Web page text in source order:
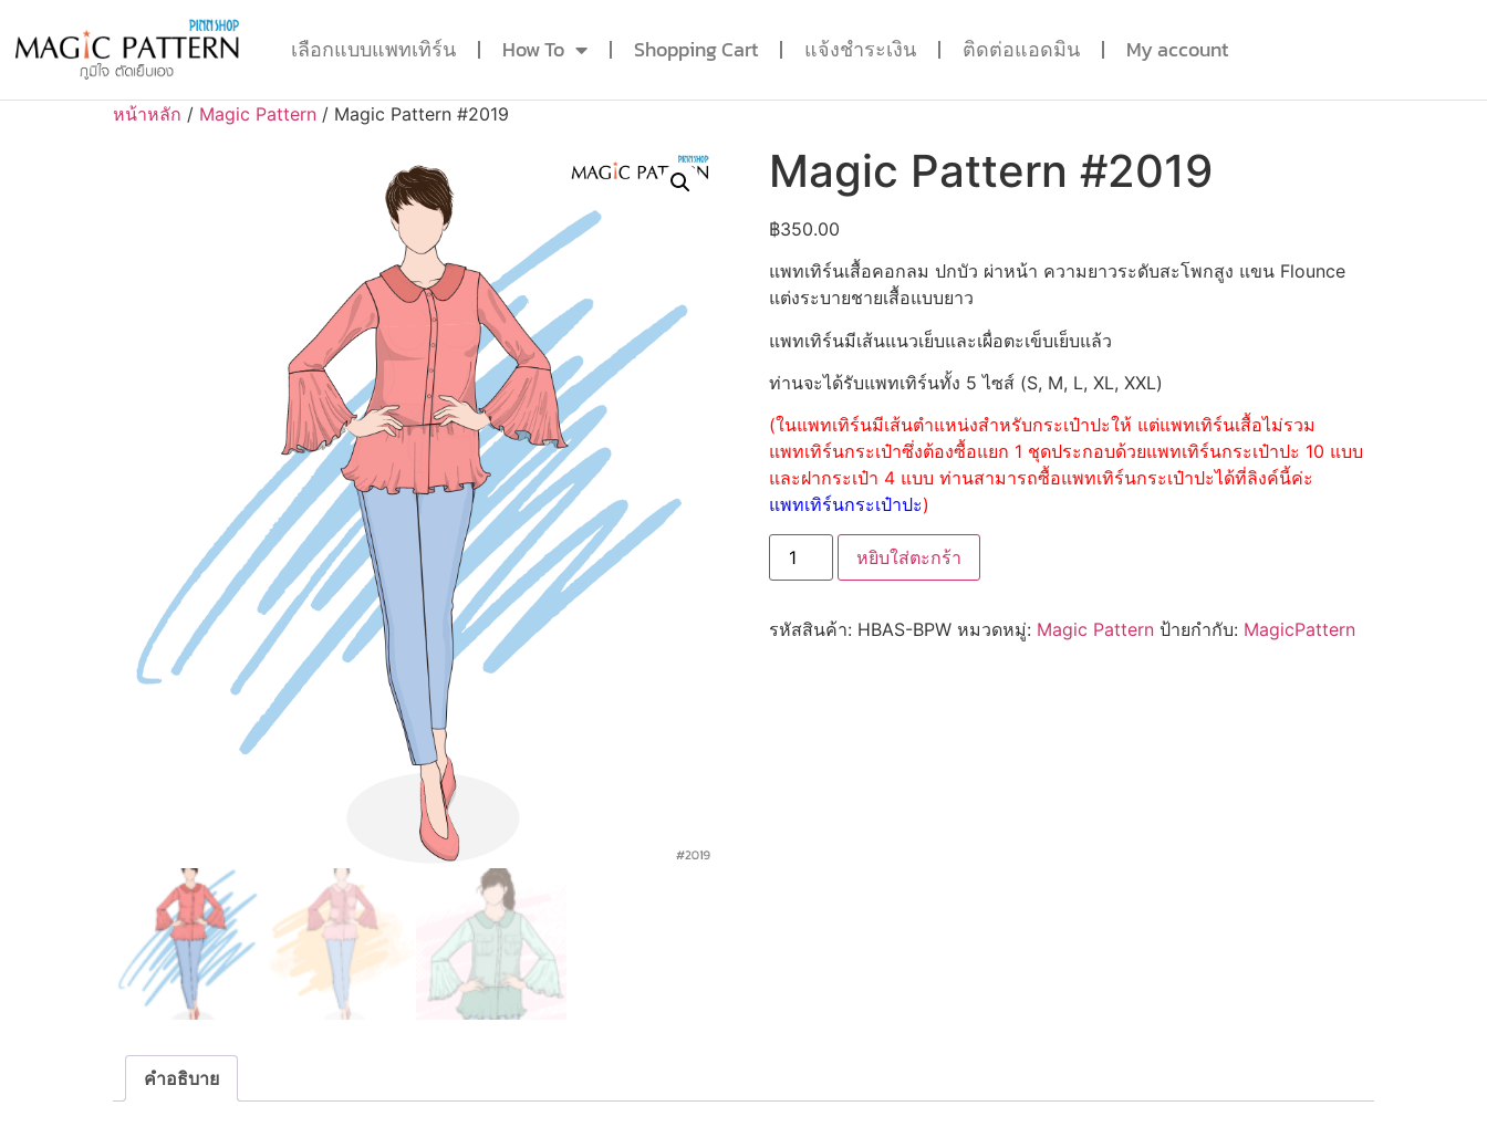
เลือกแบบแพทเทิร์น How To Shopping Cart แจ้งชำระเงิน ติดต่อแอดมิน My account
หน้าหลัก / Magic Pattern / Magic Pattern #2019
Magic Pattern #2019
฿350.00
แพทเทิร์นเสื้อคอกลม ปกบัว ผ่าหน้า ความยาวระดับสะโพกสูง แขน Flounce
แต่งระบายชายเสื้อแบบยาว
แพทเทิร์นมีเส้นแนวเย็บและเผื่อตะเข็บเย็บแล้ว
ท่านจะได้รับแพทเทิร์นทั้ง 5 ไซส์ (S, M, L, XL, XXL)
(ในแพทเทิร์นมีเส้นตำแหน่งสำหรับกระเป๋าปะให้ แต่แพทเทิร์นเสื้อไม่รวม
แพทเทิร์นกระเป๋าซึ่งต้องซื้อแยก 1 ชุดประกอบด้วยแพทเทิร์นกระเป๋าปะ 10 แบบ
และฝากระเป๋า 4 แบบ ท่านสามารถซื้อแพทเทิร์นกระเป๋าปะได้ที่ลิงค์นี้ค่ะ
แพทเทิร์นกระเป๋าปะ)
หยิบใส่ตะกร้า
รหัสสินค้า: HBAS-BPW หมวดหมู่: Magic Pattern ป้ายกำกับ: MagicPattern
คำอธิบาย